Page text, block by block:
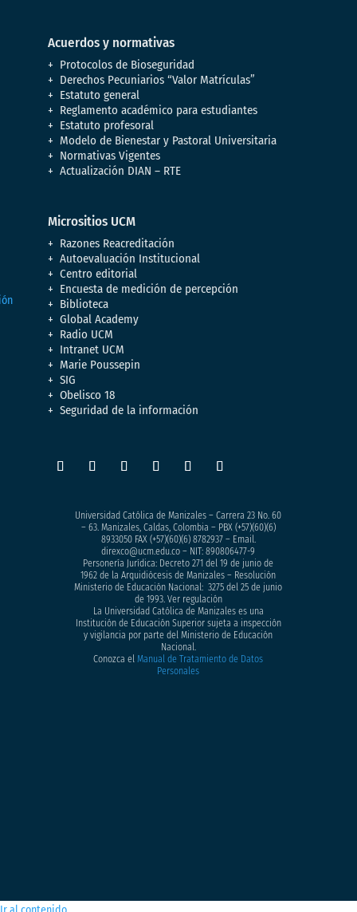
Acuerdos y normativas
Protocolos de Bioseguridad
Derechos Pecuniarios “Valor Matrículas”
Estatuto general
Reglamento académico para estudiantes
Estatuto profesoral
Modelo de Bienestar y Pastoral Universitaria
Normativas Vigentes
Actualización DIAN – RTE
Micrositios UCM
Razones Reacreditación
Autoevaluación Institucional
Centro editorial
Encuesta de medición de percepción
Biblioteca
Global Academy
Radio UCM
Intranet UCM
Marie Poussepin
SIG
Obelisco 18
Seguridad de la información
Universidad Católica de Manizales – Carrera 23 No. 60
– 63. Manizales, Caldas, Colombia – PBX (+57)(60)(6)
8933050FAX (+57)(60)(6) 8782937 – Email.
direxco@ucm.edu.co – NIT: 890806477-9
Personería Jurídica: Decreto 271 del 19 de junio de
1962 de la Arquidiócesis de Manizales – Resolución
Ministerio de Educación Nacional: 3275 del 25 de junio
de 1993. Ver regulación
La Universidad Católica de Manizales es una
Institución de Educación Superior sujeta a inspección
y vigilancia por parte del Ministerio de Educación
Nacional.
Conozca elManual de Tratamiento de Datos
Personales